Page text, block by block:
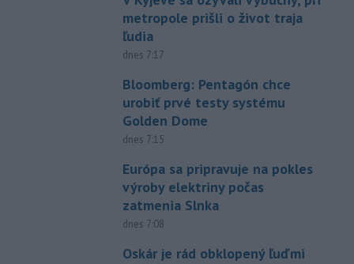
metropole prišli o život traja
ľudia
dnes 7:17
Bloomberg: Pentagón chce
urobiť prvé testy systému
Golden Dome
dnes 7:15
Európa sa pripravuje na pokles
výroby elektriny počas
zatmenia Slnka
dnes 7:08
Oskár je rád obklopený ľuďmi